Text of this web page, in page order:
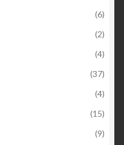
(6)
(2)
(4)
(37)
(4)
(15)
(9)